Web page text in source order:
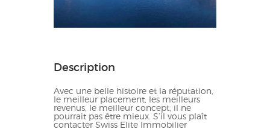
Description
Avec une belle histoire et la réputation,
le meilleur placement, les meilleurs
revenus, le meilleur concept, il ne
pourrait pas être mieux. S’il vous plaît
contacter Swiss Elite Immobilier